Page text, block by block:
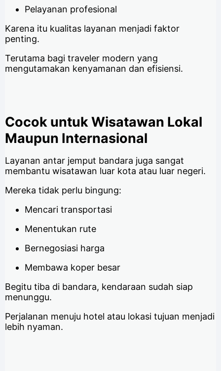
Pelayanan profesional
Karena itu kualitas layanan menjadi faktor
penting.
Terutama bagi traveler modern yang
mengutamakan kenyamanan dan efisiensi.
Cocok untuk Wisatawan Lokal
Maupun Internasional
Layanan antar jemput bandara juga sangat
membantu wisatawan luar kota atau luar negeri.
Mereka tidak perlu bingung:
Mencari transportasi
Menentukan rute
Bernegosiasi harga
Membawa koper besar
Begitu tiba di bandara, kendaraan sudah siap
menunggu.
Perjalanan menuju hotel atau lokasi tujuan menjadi
lebih nyaman.